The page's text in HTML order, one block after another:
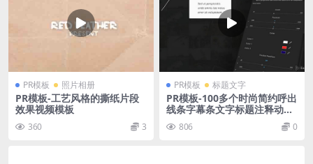
PR模板 照片相册
PR模板-工艺风格的撕纸片段
效果视频模板
360 3
PR模板 标题文字
PR模板-100多个时尚简约呼出
线条字幕条文字标题注释动画
806 0